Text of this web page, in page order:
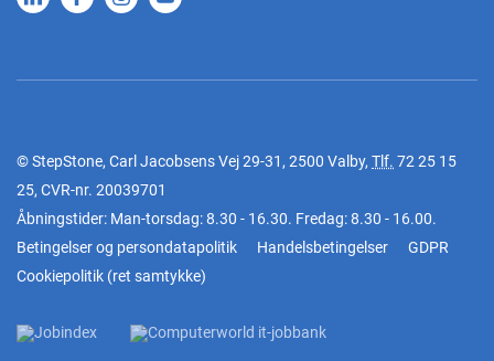
© StepStone, Carl Jacobsens Vej 29-31, 2500 Valby, Tlf. 72 25 15
25, CVR-nr. 20039701
Åbningstider: Man-torsdag: 8.30 - 16.30. Fredag: 8.30 - 16.00.
Betingelser og persondatapolitik
Handelsbetingelser
GDPR
Cookiepolitik (ret samtykke)